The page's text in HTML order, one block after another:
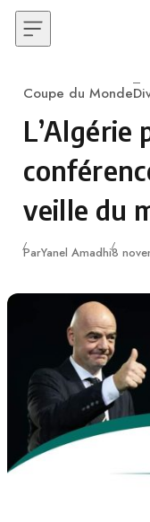
Skip to content
Category
Coupe du Monde
L’Algérie
veille du
ParYanel AmadhiPublié
8